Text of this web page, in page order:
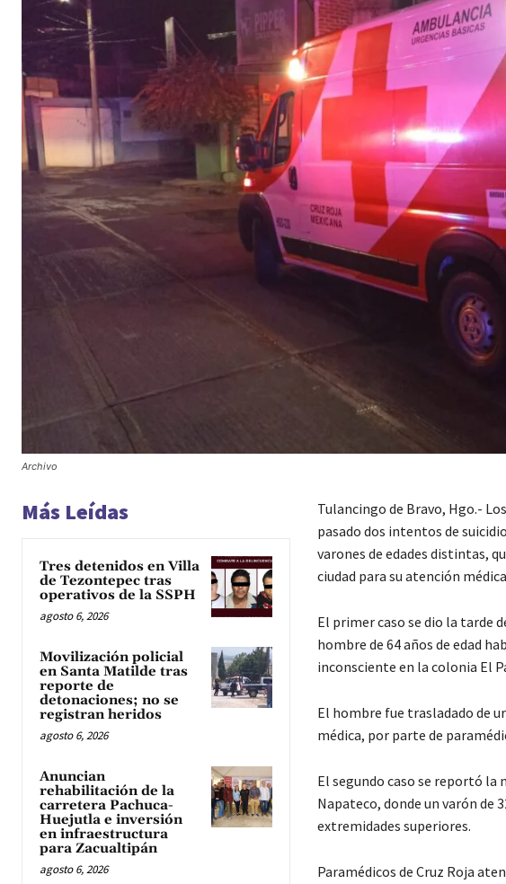
Archivo
Más Leídas
Tres detenidos en Villa
de Tezontepec tras
operativos de la SSPH
agosto 6, 2026
Movilización policial
en Santa Matilde tras
reporte de
detonaciones; no se
registran heridos
agosto 6, 2026
Anuncian
rehabilitación de la
carretera Pachuca-
Huejutla e inversión
en infraestructura
para Zacualtipán
agosto 6, 2026
Tulancingo de Bravo, Hgo.-
pasado dos intentos de
varones de edades distintas,
ciudad para su atención
El primer caso se dio la tarde
hombre de 64 años de edad
inconsciente en la colonia El
El hombre fue trasladado de
médica, por parte de
El segundo caso se reportó la
Napateco, donde un varón de
extremidades superiores.
Paramédicos de Cruz Roja